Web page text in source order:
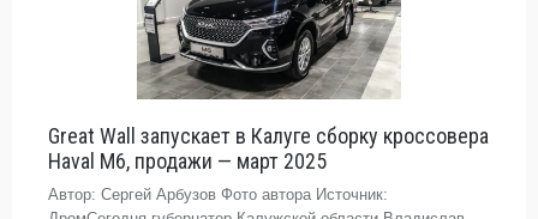
Great Wall запускает в Калуге сборку кроссовера
Haval M6, продажи — март 2025
Автор: Сергей Арбузов Фото автора Источник: